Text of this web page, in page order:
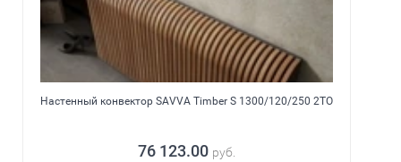
Настенный конвектор SAVVA Timber S 1300/120/250 2ТО
76 123.00 руб.